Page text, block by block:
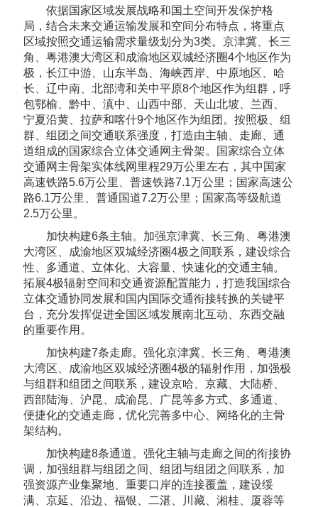
依据国家区域发展战略和国土空间开发保护格
局，结合未来交通运输发展和空间分布特点，将重点
区域按照交通运输需求量级划分为3类。京津冀、长三
角、粤港澳大湾区和成渝地区双城经济圈4个地区作为
极，长江中游、山东半岛、海峡西岸、中原地区、哈
长、辽中南、北部湾和关中平原8个地区作为组群，呼
包鄂榆、黔中、滇中、山西中部、天山北坡、兰西、
宁夏沿黄、拉萨和喀什9个地区作为组团。按照极、组
群、组团之间交通联系强度，打造由主轴、走廊、通
道组成的国家综合立体交通网主骨架。国家综合立体
交通网主骨架实体线网里程29万公里左右，其中国家
高速铁路5.6万公里、普速铁路7.1万公里；国家高速公
路6.1万公里、普通国道7.2万公里；国家高等级航道
2.5万公里。
加快构建6条主轴。加强京津冀、长三角、粤港澳
大湾区、成渝地区双城经济圈4极之间联系，建设综合
性、多通道、立体化、大容量、快速化的交通主轴。
拓展4极辐射空间和交通资源配置能力，打造我国综合
立体交通协同发展和国内国际交通衔接转换的关键平
台，充分发挥促进全国区域发展南北互动、东西交融
的重要作用。
加快构建7条走廊。强化京津冀、长三角、粤港澳
大湾区、成渝地区双城经济圈4极的辐射作用，加强极
与组群和组团之间联系，建设京哈、京藏、大陆桥、
西部陆海、沪昆、成渝昆、广昆等多方式、多通道、
便捷化的交通走廊，优化完善多中心、网络化的主骨
架结构。
加快构建8条通道。强化主轴与走廊之间的衔接协
调，加强组群与组团之间、组团与组团之间联系，加
强资源产业集聚地、重要口岸的连接覆盖，建设绥
满、京延、沿边、福银、二湛、川藏、湘桂、厦蓉等